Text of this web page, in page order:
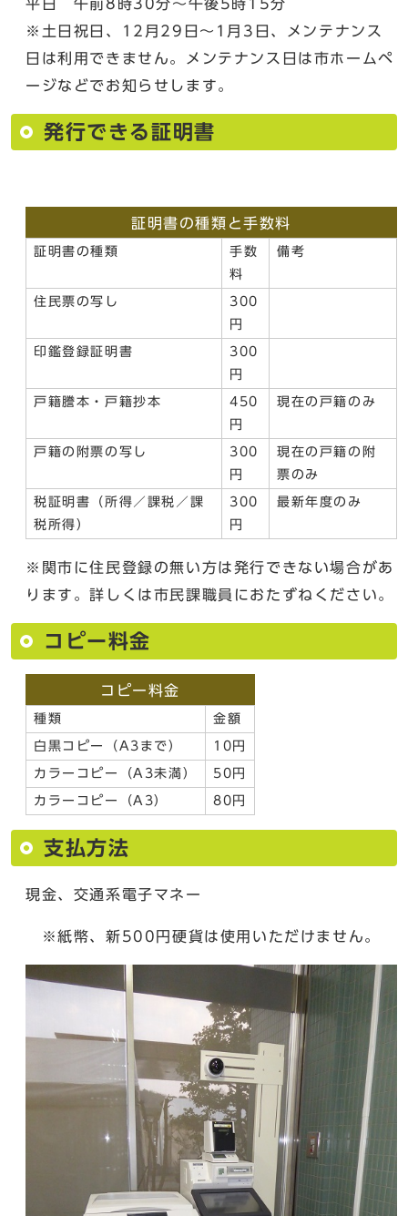
平日 午前8時30分～午後5時15分
※土日祝日、12月29日～1月3日、メンテナンス
日は利用できません。メンテナンス日は市ホームペ
ージなどでお知らせします。
発行できる証明書
証明書の種類と手数料
証明書の種類
手数
料
備考
住民票の写し
300
円
印鑑登録証明書
300
円
戸籍謄本・戸籍抄本
450
円
現在の戸籍のみ
戸籍の附票の写し
300
円
現在の戸籍の附
票のみ
税証明書（所得／課税／課
税所得）
300
円
最新年度のみ
※関市に住民登録の無い方は発行できない場合があ
ります。詳しくは市民課職員におたずねください。
コピー料金
コピー料金
種類 金額
白黒コピー（A3まで） 10円
カラーコピー（A3未満） 50円
カラーコピー（A3） 80円
支払方法
現金、交通系電子マネー
※紙幣、新500円硬貨は使用いただけません。